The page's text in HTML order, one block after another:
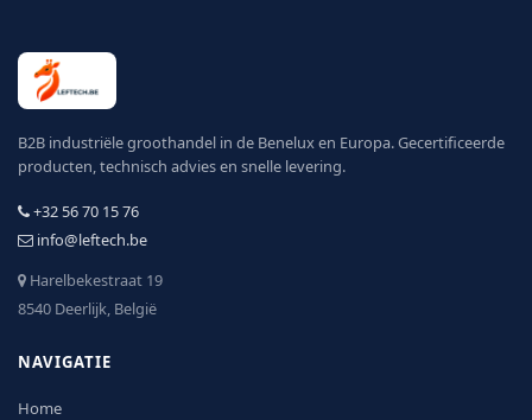
B2B industriële groothandel in de Benelux en Europa. Gecertificeerde
producten, technisch advies en snelle levering.
+32 56 70 15 76
info@leftech.be
Harelbekestraat 19
8540 Deerlijk, België
NAVIGATIE
Home